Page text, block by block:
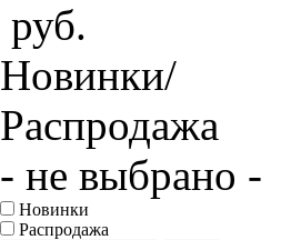
руб.
Новинки/
Распродажа
- не выбрано -
Новинки
Распродажа